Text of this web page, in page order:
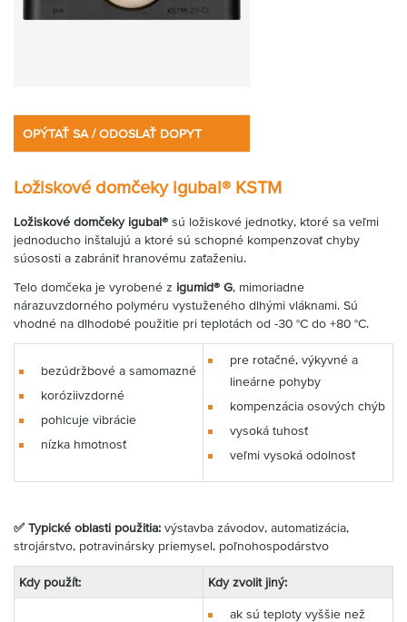
OPÝTAŤ SA / ODOSLAŤ DOPYT
Ložiskové domčeky igubal® KSTM
Ložiskové domčeky igubal® sú ložiskové jednotky, ktoré sa veľmi
jednoducho inštalujú a ktoré sú schopné kompenzovať chyby
súososti a zabrániť hranovému zaťaženiu.
Telo domčeka je vyrobené z igumid® G, mimoriadne
nárazuvzdorného polyméru vystuženého dlhými vláknami. Sú
vhodné na dlhodobé použitie pri teplotách od -30 °C do +80 °C.
bezúdržbové a samomazné
koróziivzdorné
pohlcuje vibrácie
nízka hmotnosť
pre rotačné, výkyvné a
lineárne pohyby
kompenzácia osových chýb
vysoká tuhosť
veľmi vysoká odolnosť
✅ Typické oblasti použitia: výstavba závodov, automatizácia,
strojárstvo, potravinársky priemysel, poľnohospodárstvo
Kdy použít: Kdy zvolit jiný:
ak sú teploty vyššie než